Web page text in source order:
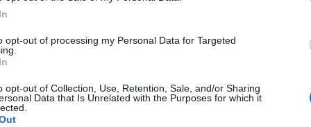
opt-out of processing my Personal Data for Targeted
opt-out of Collection, Use, Retention, Sale, and/or Sharing
Data that Is Unrelated with the Purposes for which it
portfolio.hu hírarchívumához tartozik, melynek olvasása
tartalmazza:
cikkarchívum
elmúlt 2 év napon belüli